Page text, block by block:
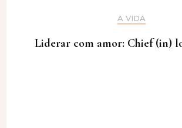
A VIDA
Liderar com amor: Chief (in)